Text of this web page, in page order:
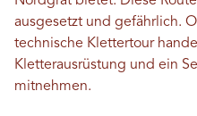
ausgesetzt und gefährlich.
technische Klettertour
Kletterausrüstung und ein
mitnehmen.